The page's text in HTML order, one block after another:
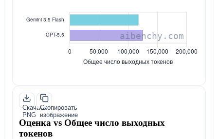
Скачать
PNG
Скопировать
изображение
Оценка vs Общее число выходных
токенов